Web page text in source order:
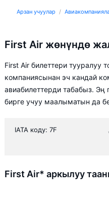
Арзан учуулар
First Air жөнүндө
First Air билеттери тууралуу
компаниясынан эч кандай
авиабилеттерди табабыз. Эң
бирге учуу маалыматын да
IATA коду: 7F
First Air* аркылуу